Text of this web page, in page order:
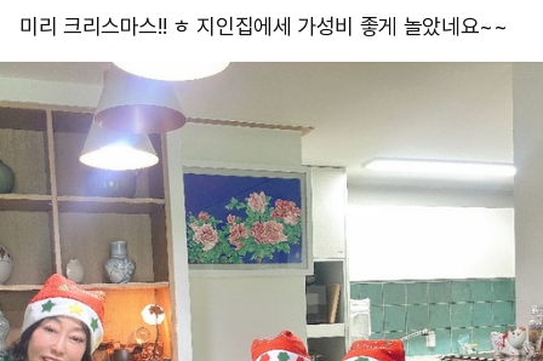
미리 크리스마스!! ㅎ 지인집에세 가성비 좋게 놀았네요~~